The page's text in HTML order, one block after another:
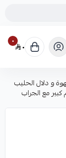
٠ ٠
و دلال الحليب